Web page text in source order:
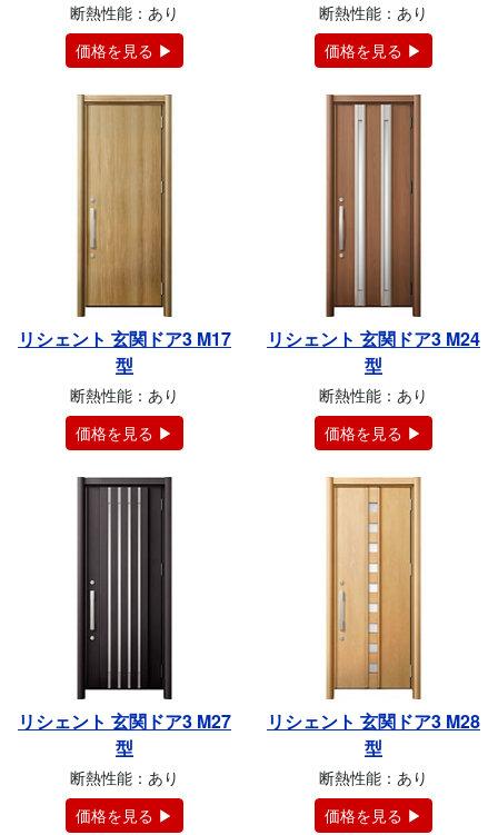
断熱性能：あり
価格を見る ▶
断熱性能：あり
価格を見る ▶
リシェント 玄関ドア3 M17
型
断熱性能：あり
価格を見る ▶
リシェント 玄関ドア3 M24
型
断熱性能：あり
価格を見る ▶
リシェント 玄関ドア3 M27
型
断熱性能：あり
価格を見る ▶
リシェント 玄関ドア3 M28
型
断熱性能：あり
価格を見る ▶